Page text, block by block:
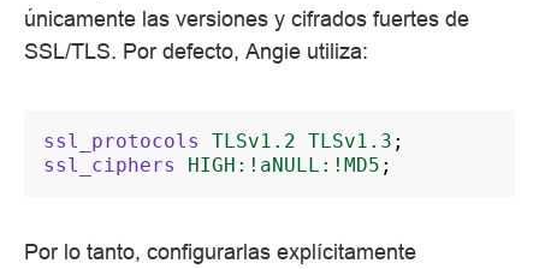
únicamente las versiones y cifrados fuertes de
SSL/TLS. Por defecto, Angie utiliza:
ssl_protocols TLSv1.2 TLSv1.3 ;
ssl_ciphers
HIGH:!aNULL:!MD5 ;
Por lo tanto, configurarlas explícitamente